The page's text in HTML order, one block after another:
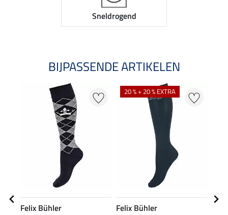
Sneldrogend
BIJPASSENDE ARTIKELEN
Felix Bühler
20 % + 20 % EXTRA
Felix Bühler